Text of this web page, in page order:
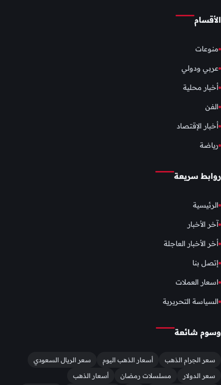
الأقسام
منوعات
عربي ودولي
أخبار محلية
الفن
أخبار الإقتصاد
رياضة
روابط سريعة
الرئيسية
آخر الأخبار
أخر الأخبار العاجلة
إتصل بنا
اسعار العملات
السياسة التحريرية
وسوم شائعة
سعر الجرام الذهب أسعار الذهب اليوم
سعر الريال السعودي
سعر الدولار
مسلسلات رمضان أسعار الذهب